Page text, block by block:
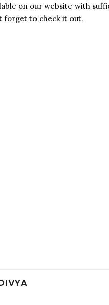
on our website with
forget to check it out.